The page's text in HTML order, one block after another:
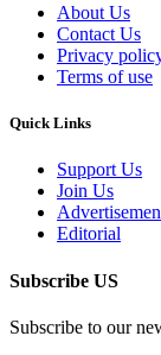
About Us
Contact Us
Privacy
Terms of use
Quick Links
Support Us
Join Us
Editorial
Subscribe US
Subscribe to our